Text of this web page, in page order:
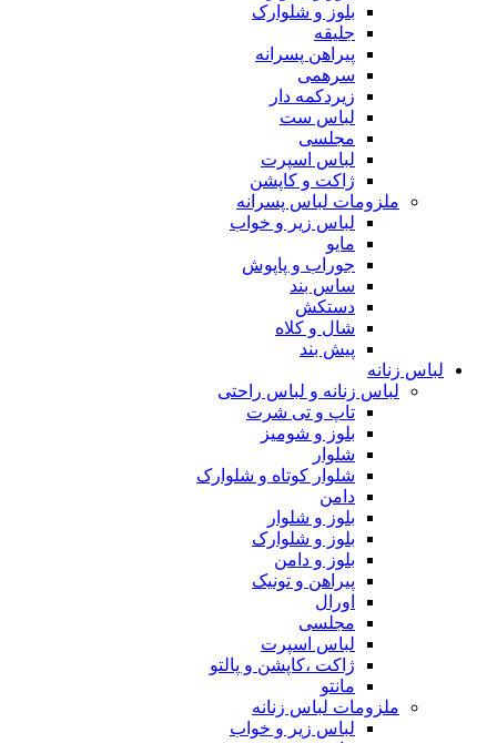
بلوز و شلوارک
جلیقه
پیراهن پسرانه
سرهمی
زیردکمه دار
لباس ست
مجلسی
لباس اسپرت
ژاکت و کاپشن
ملزومات لباس پسرانه
لباس زیر و خواب
مایو
جوراب و پاپوش
ساس بند
دستکش
شال و کلاه
پیش بند
لباس زنانه
لباس زنانه و لباس راحتی
تاپ و تی شرت
بلوز و شومیز
شلوار
شلوار کوتاه و شلوارک
دامن
بلوز و شلوار
بلوز و شلوارک
بلوز و دامن
پیراهن و تونیک
اورال
مجلسی
لباس اسپرت
ژاکت ،کاپشن و پالتو
مانتو
ملزومات لباس زنانه
لباس زیر و خواب